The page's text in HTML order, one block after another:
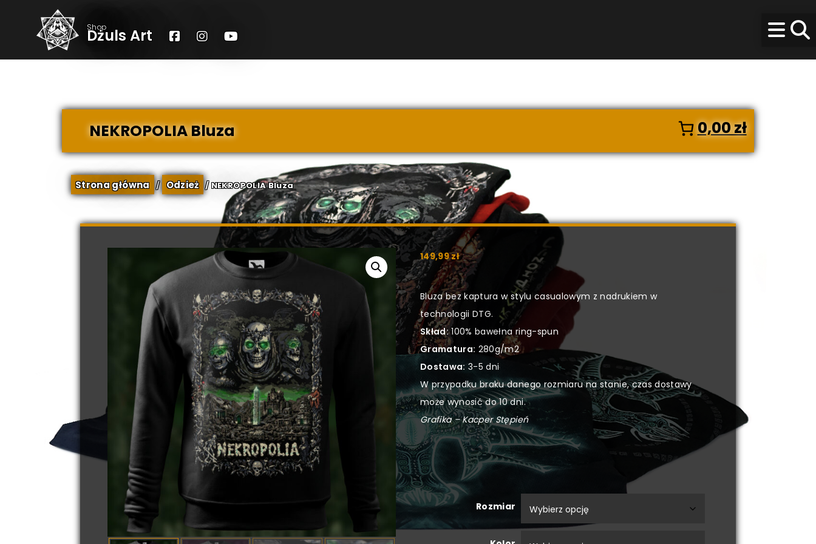
Open toolbar
Shop
Dżuls Art
NEKROPOLIA Bluza 0,00 zł
Strona główna / Odzież / NEKROPOLIA Bluza
149,99zł
Bluza bez kaptura w stylu casualowym z nadrukiem w
technologii DTG.
Skład:100% bawełna ring-spun
Gramatura: 280g/m2
Dostawa: 3-5 dni
W przypadku braku danego rozmiaru na stanie, czas dostawy
może wynosić do 10 dni.
Grafika – Kacper Stępień
Rozmiar